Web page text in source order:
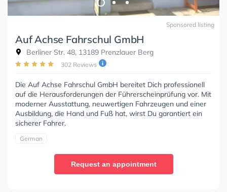
Sponsored listing
Auf Achse Fahrschul GmbH
Berliner Str. 48, 13189 Prenzlauer Berg
302 Reviews
Die Auf Achse Fahrschul GmbH bereitet Dich professionell
auf die Herausforderungen der Führerscheinprüfung vor. Mit
moderner Ausstattung, neuwertigen Fahrzeugen und einer
Ausbildung, die Hand und Fuß hat, wirst Du garantiert ein
sicherer Fahrer.
German
Request an appointment